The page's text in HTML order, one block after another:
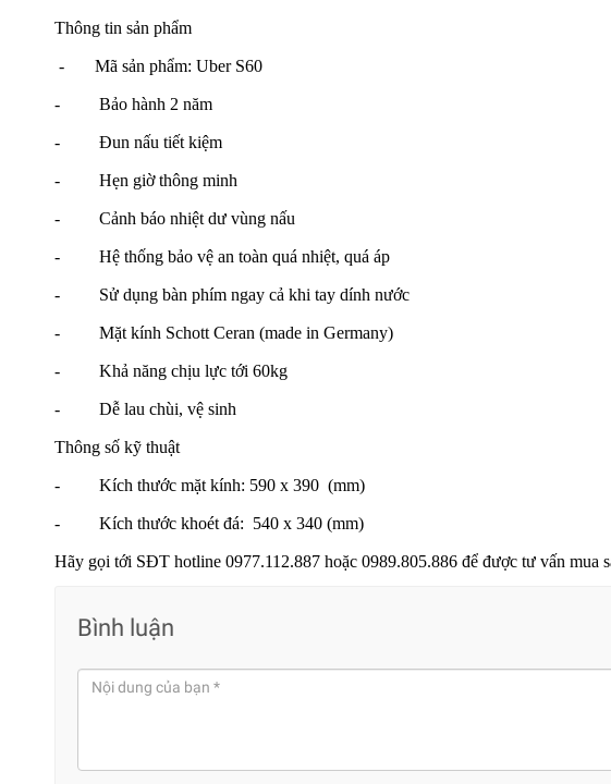
Thông tin sản phẩm
- Mã sản phẩm: Uber S60
- Bảo hành 2 năm
- Đun nấu tiết kiệm
- Hẹn giờ thông minh
- Cảnh báo nhiệt dư vùng nấu
- Hệ thống bảo vệ an toàn quá nhiệt, quá áp
- Sử dụng bàn phím ngay cả khi tay dính nước
- Mặt kính Schott Ceran (made in Germany)
- Khả năng chịu lực tới 60kg
- Dễ lau chùi, vệ sinh
Thông số kỹ thuật
- Kích thước mặt kính: 590 x 390 (mm)
- Kích thước khoét đá: 540 x 340 (mm)
Hãy gọi tới SĐT hotline 0977.112.887 hoặc 0989.805.886 để được tư vấn mua
Bình luận